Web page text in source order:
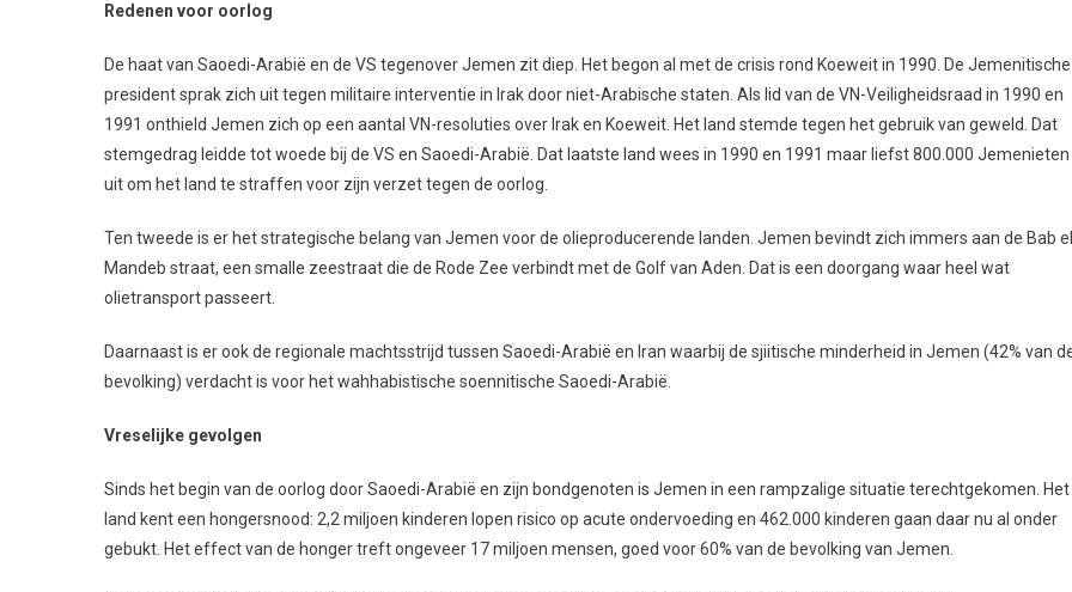
Redenen voor oorlog
De haat van Saoedi-Arabië en de VS tegenover Jemen zit diep. Het begon al met de crisis rond Koeweit in 1990. De Jemenitische
president sprak zich uit tegen militaire interventie in Irak door niet-Arabische staten. Als lid van de VN-Veiligheidsraad in 1990 en
1991 onthield Jemen zich op een aantal VN-resoluties over Irak en Koeweit. Het land stemde tegen het gebruik van geweld. Dat
stemgedrag leidde tot woede bij de VS en Saoedi-Arabië. Dat laatste land wees in 1990 en 1991 maar liefst 800.000 Jemenieten
uit om het land te straffen voor zijn verzet tegen de oorlog.
Ten tweede is er het strategische belang van Jemen voor de olieproducerende landen. Jemen bevindt zich immers aan de Bab
Mandeb straat, een smalle zeestraat die de Rode Zee verbindt met de Golf van Aden. Dat is een doorgang waar heel wat
olietransport passeert.
Daarnaast is er ook de regionale machtsstrijd tussen Saoedi-Arabië en Iran waarbij de sjiitische minderheid in Jemen (42% van
bevolking) verdacht is voor het wahhabistische soennitische Saoedi-Arabië.
Vreselijke gevolgen
Sinds het begin van de oorlog door Saoedi-Arabië en zijn bondgenoten is Jemen in een rampzalige situatie terechtgekomen. Het
land kent een hongersnood: 2,2 miljoen kinderen lopen risico op acute ondervoeding en 462.000 kinderen gaan daar nu al onder
gebukt. Het effect van de honger treft ongeveer 17 miljoen mensen, goed voor 60% van de bevolking van Jemen.